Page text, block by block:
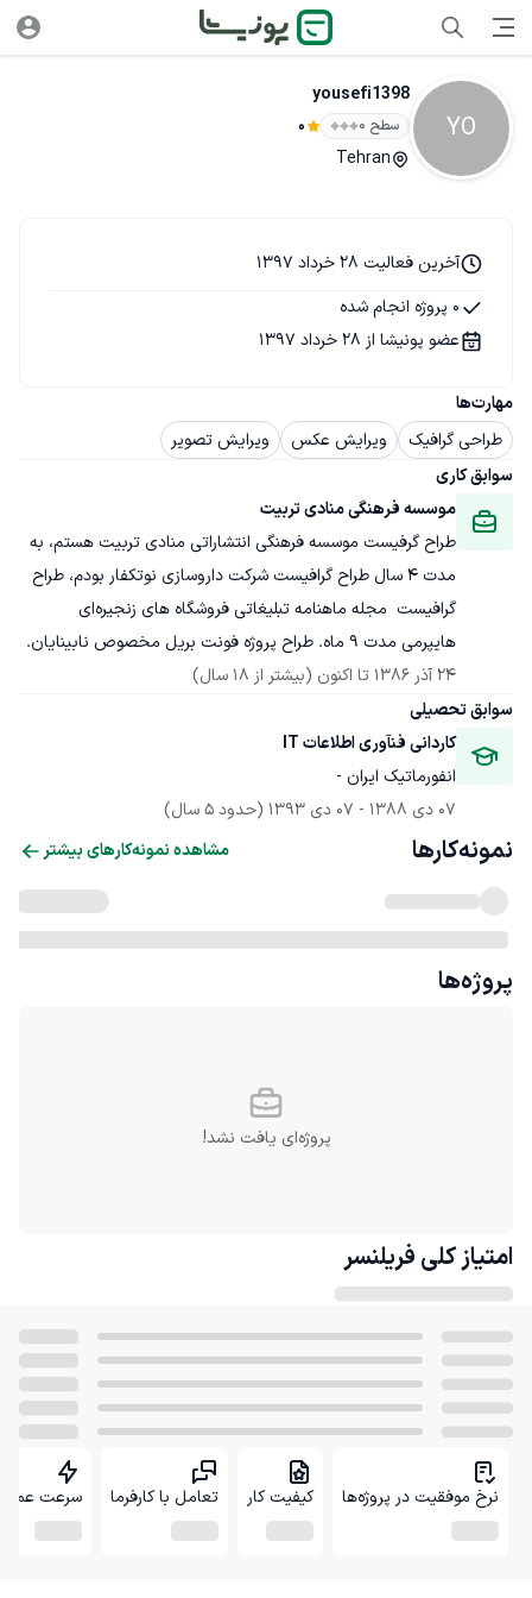
YO
yousefi1398
سطح ۰ 0
Tehran
مهارت‌ها
طراحی گرافیک
ویرایش عکس
ویرایش تصویر
سوابق کاری
موسسه فرهنگی منادی تربیت
طراح گرفیست موسسه فرهنگی انتشاراتی منادی تربیت هستم، به
مدت 4 سال طراح گرافیست شرکت داروسازی نوتکفار بودم، طراح
گرافیست  مجله ماهنامه تبلیغاتی فروشگاه های زنجیره‌ای
هایپرمی مدت 9 ماه. طراح پروژه فونت بریل مخصوص نابینایان.
24 آذر 1386
تا اکنون (بیشتر از 18 سال)
سوابق تحصیلی
کاردانی فنآوری اطلاعات IT
انفورماتیک ایران -
07 دی 1388
- 07 دی 1393 (حدود 5 سال)
آخرین فعالیت 28 خرداد 1397
0 پروژه انجام شده
عضو پونیشا از 28 خرداد 1397
نمونه‌کارها مشاهده نمونه‌کارهای بیشتر
پروژه‌ها
پروژه‌ای یافت نشد!
امتیاز کلی فریلنسر
نرخ موفقیت در پروژه‌ها کیفیت کار تعامل با کارفرما سرعت عمل